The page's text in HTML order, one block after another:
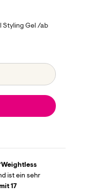
Styling Gel /ab
Weightless
ist ein sehr
17